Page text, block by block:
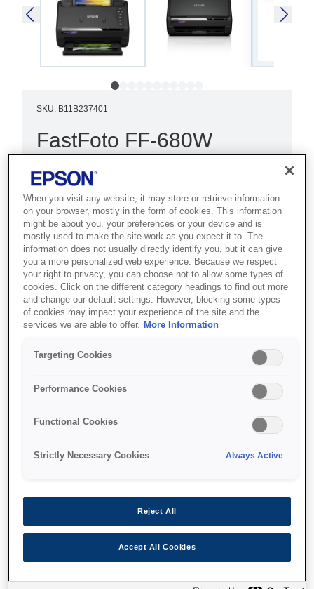
SKU: B11B237401
FastFoto FF-680W
Otomatik besleyicili ve dahili yazılımlı
kullanımı kolay Wi-Fi tarayıcı ile
sadece birkaç tıklamayla çok sayıda
fotoğrafı hızlı bir şekilde tarayın,
büyütün ve paylaşın.
Otomatik besleyicili tarayıcı
30 saniyede 30 fotoğraf
Tarayın, büyütün ve paylaşın
Özellikler
When you visit any website, it may store or retrieve information
on your browser, mostly in the form of cookies. This information
might be about you, your preferences or your device and is
mostly used to make the site work as you expect it to. The
information does not usually directly identify you, but it can give
you a more personalized web experience. Because we respect
your right to privacy, you can choose not to allow some types of
cookies. Click on the different category headings to find out more
and change our default settings. However, blocking some types
of cookies may impact your experience of the site and the
services we are able to offer. More Information
Targeting Cookies
Performance Cookies
Functional Cookies
Strictly Necessary Cookies Always Active
Reject All
Accept All Cookies